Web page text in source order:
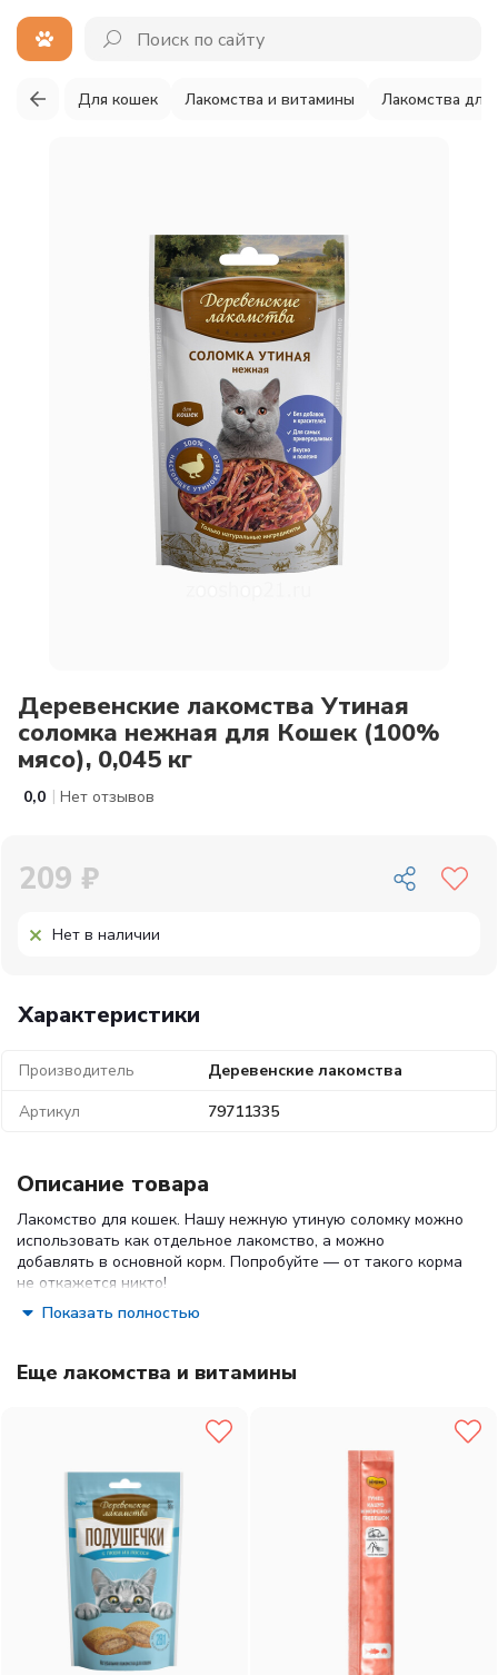
Для кошек Лакомства и витамины Лакомства для
Деревенские лакомства Утиная
соломка нежная для Кошек (100%
мясо), 0,045 кг
0,0 | Нет отзывов
Характеристики
Производитель
Деревенские лакомства
Артикул
79711335
209 ₽
Нет в наличии
Описание товара
Лакомство для кошек. Нашу нежную утиную соломку можно
использовать как отдельное лакомство, а можно
добавлять в основной корм. Попробуйте — от такого корма
не откажется никто!
Состав: мясо утки
белок — 40,90 г,
Энергетическая ценность в 100 г продукта:204,5 ккал
Показать полностью
Еще лакомства и витамины